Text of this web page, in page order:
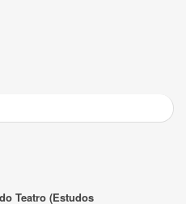
Teatro (Estudos